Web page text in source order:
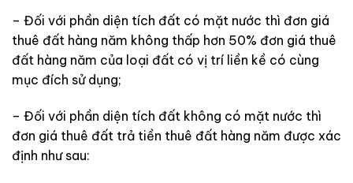
– Đối với phần diện tích đất có mặt nước thì đơn giá
thuê đất hàng năm không thấp hơn 50% đơn giá thuê
đất hàng năm của loại đất có vị trí liền kề có cùng
mục đích sử dụng;
– Đối với phần diện tích đất không có mặt nước thì
đơn giá thuê đất trả tiền thuê đất hàng năm được xác
định như sau: